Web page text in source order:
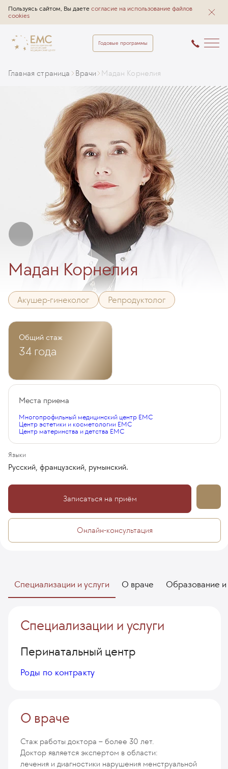
Пользуясь сайтом, Вы даете согласие на использование файлов
cookies
Годовые программы
Главная страница Врачи Мадан Корнелия
Мадан Корнелия
Акушер-гинеколог Репродуктолог
Общий стаж
34 года
Места приема
Многопрофильный медицинский центр EMC
Центр эстетики и косметологии EMC
Центр материнства и детства EMC
Языки
Русский, французский, румынский.
Записаться на приём
Онлайн-консультация
Специализации и услуги О враче Образование
Специализации и услуги
Перинатальный центр
Роды по контракту
О враче
Стаж работы доктора – более 30 лет.
Доктор является экспертом в области:
лечения и диагностики нарушения менструальной